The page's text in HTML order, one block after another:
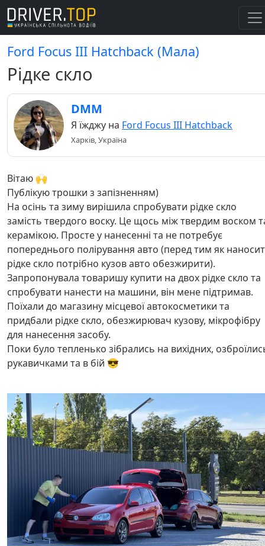
Ford Focus III Hatchback (Мала)
Рідке скло
DMM
Я їжджу на Ford Focus III Hatchback
Харків, Україна
Вітаю 🙌
Публікую трошки з запізненням)
На осінь та зиму вирішила спробувати рідке скло
замість твердого воску. Це щось між твердим воском
керамікою. Просте у нанесенні та не потребує
попереднього полірування авто (перед тим як
рідке скло потрібно кузов авто обезжирити).
Запропонувала товаришу купити на двох рідке скло та
спробувати нанести на машини, він мене підтримав.
Поїхали до магазину місцевої автокосметики та
придбали рідке скло, обезжирювач кузову, мікрофібру
для нанесення засобу.
Поки було тепленько зібрались на вихідних,
рукавичками та в бій 😎